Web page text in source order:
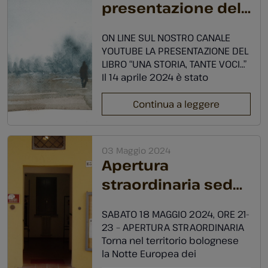
sede a San Giovanni in
Persiceto, un momento per
riflettere insieme […]
presentazione del
tante voci”
ON LINE SUL NOSTRO CANALE
YOUTUBE LA PRESENTAZIONE DEL
LIBRO “UNA STORIA, TANTE VOCI…”
Il 14 aprile 2024 è stato
presentato al Circolo Akkatà di
San Giovanni in Persiceto il libro
“Una storia, tante voci. Memorie
Persicetano e oltre” a cura di
Maria Resca, Oriana Bonasoni,
Patrizia Berselli. […]
Continua a leggere
03 Maggio 2024
Apertura
straordinaria sede
Persiceto
SABATO 18 MAGGIO 2024, ORE 21-
23 – APERTURA STRAORDINARIA
Torna nel territorio bolognese
la Notte Europea dei